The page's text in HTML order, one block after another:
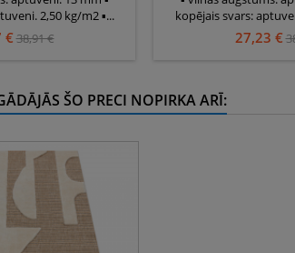
2,50 kg/m2 ▪...
€38,91 €
kopējais svars:
27,23 €
ŠO PRECI NOPIRKA ARĪ: